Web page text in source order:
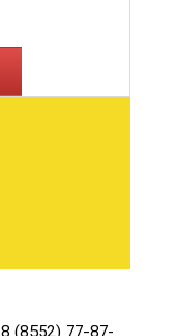
8 (8552) 77-87-